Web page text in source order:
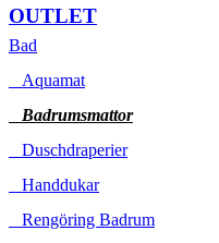
OUTLET
Bad
Aquamat
Badrumsmattor
Duschdraperier
Handdukar
Rengöring Badrum